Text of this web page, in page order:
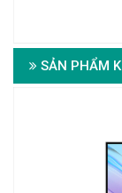
SẢN PHẨM